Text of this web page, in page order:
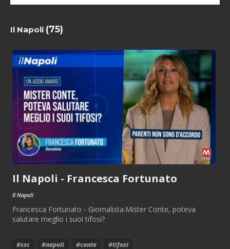
Il Napoli (75)
Il Napoli - Francesca Fortunato
Il Napoli
Francesca Fortunato - Giornalista.Mister Conte, poteva
salutare meglio i suoi tifosi?
#ssc #napoli #conte #tifosi